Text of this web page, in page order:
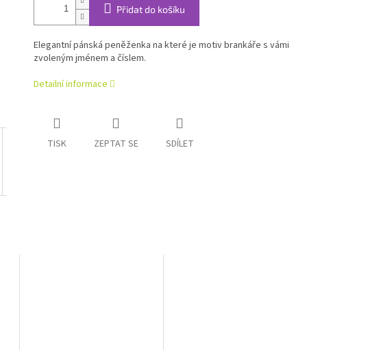
Přidat do košíku
Elegantní pánská peněženka na které je motiv brankáře s vámi
zvoleným jménem a číslem.
Detailní informace
TISK ZEPTAT SE SDÍLET